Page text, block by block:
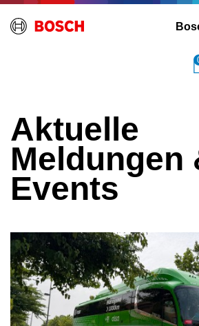
Aktuelle
Meldungen
Events